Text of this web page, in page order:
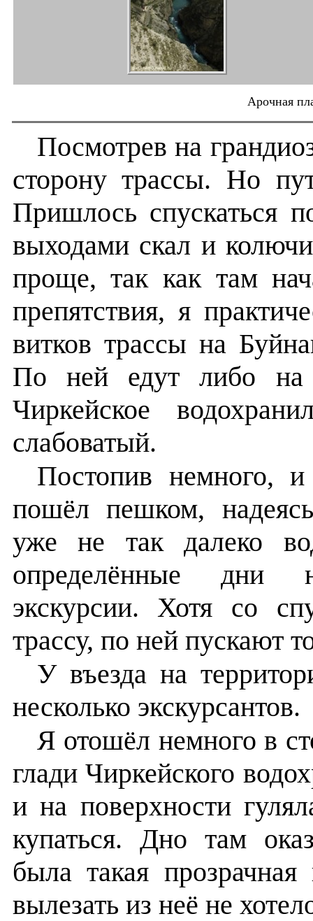
Арочная
Посмотрев на
сторону трассы. Но
Пришлось спускаться
выходами скал и
проще, так как там
препятствия, я
витков трассы на
По ней едут либо
Чиркейское
слабоватый.
Постопив немного,
пошёл пешком,
уже не так далеко
определённые дни
экскурсии. Хотя со
трассу, по ней пускают
У въезда на
несколько экскурсантов.
Я отошёл немного в
глади Чиркейского
и на поверхности
купаться. Дно там
была такая
вылезать из неё не